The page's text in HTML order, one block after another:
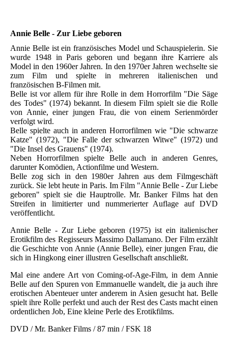
Annie Belle - Zur Liebe geboren
Annie Belle ist ein französisches Model und Schauspielerin. Sie
wurde 1948 in Paris geboren und begann ihre Karriere als
Model in den 1960er Jahren. In den 1970er Jahren wechselte sie
zum Film und spielte in mehreren italienischen und
französischen B-Filmen mit.
Belle ist vor allem für ihre Rolle in dem Horrorfilm "Die Säge
des Todes" (1974) bekannt. In diesem Film spielt sie die Rolle
von Annie, einer jungen Frau, die von einem Serienmörder
verfolgt wird.
Belle spielte auch in anderen Horrorfilmen wie "Die schwarze
Katze" (1972), "Die Falle der schwarzen Witwe" (1972) und
"Die Insel des Grauens" (1974).
Neben Horrorfilmen spielte Belle auch in anderen Genres,
darunter Komödien, Actionfilme und Western.
Belle zog sich in den 1980er Jahren aus dem Filmgeschäft
zurück. Sie lebt heute in Paris. Im Film "Annie Belle - Zur Liebe
geboren" spielt sie die Hauptrolle. Mr. Banker Films hat den
Streifen in limitierter und nummerierter Auflage auf DVD
veröffentlicht.
Annie Belle - Zur Liebe geboren (1975) ist ein italienischer
Erotikfilm des Regisseurs Massimo Dallamano. Der Film erzählt
die Geschichte von Annie (Annie Belle), einer jungen Frau, die
sich in Hingkong einer illustren Gesellschaft anschließt.
Mal eine andere Art von Coming-of-Age-Film, in dem Annie
Belle auf den Spuren von Emmanuelle wandelt, die ja auch ihre
erotischen Abenteuer unter anderem in Asien gesucht hat. Belle
spielt ihre Rolle perfekt und auch der Rest des Casts macht einen
ordentlichen Job, Eine kleine Perle des Erotikfilms.
DVD / Mr. Banker Films / 87 min / FSK 18